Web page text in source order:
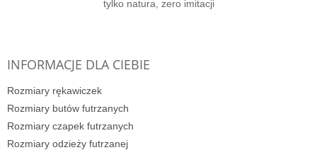
tylko natura, zero imitacji
INFORMACJE DLA CIEBIE
Rozmiary rękawiczek
Rozmiary butów futrzanych
Rozmiary czapek futrzanych
Rozmiary odzieży futrzanej